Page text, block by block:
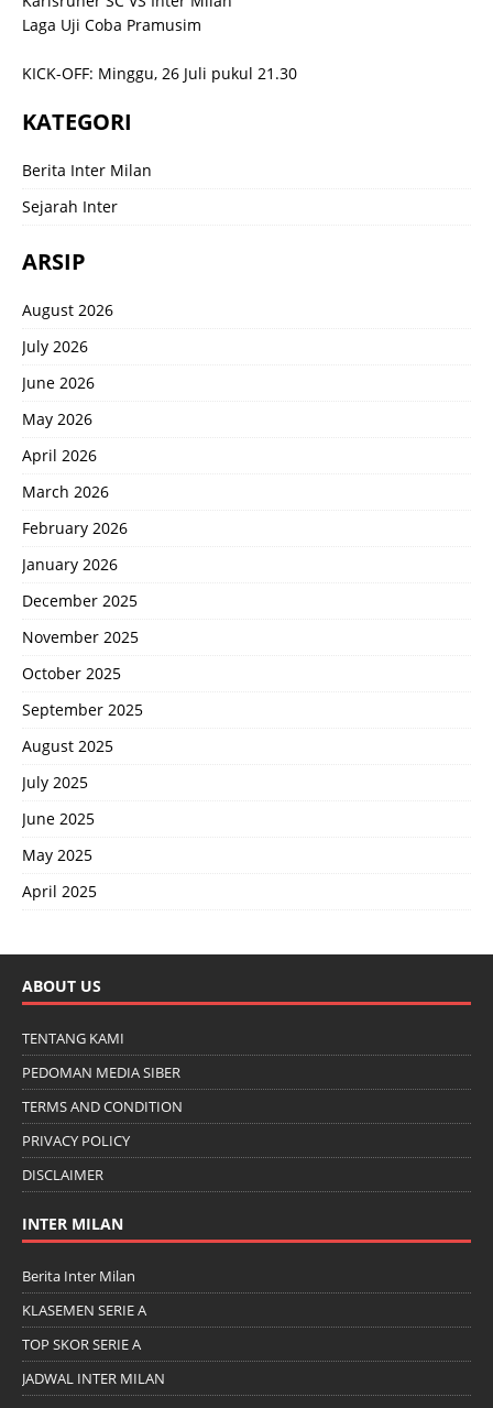
Laga Uji Coba Pramusim
KICK-OFF: Minggu, 26 Juli pukul 21.30
KATEGORI
Berita Inter Milan
Sejarah Inter
ARSIP
August 2026
July 2026
June 2026
May 2026
April 2026
March 2026
February 2026
January 2026
December 2025
November 2025
October 2025
September 2025
August 2025
July 2025
June 2025
May 2025
April 2025
ABOUT US
TENTANG KAMI
PEDOMAN MEDIA SIBER
TERMS AND CONDITION
PRIVACY POLICY
DISCLAIMER
INTER MILAN
Berita Inter Milan
KLASEMEN SERIE A
TOP SKOR SERIE A
JADWAL INTER MILAN